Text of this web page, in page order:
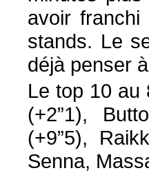
avoir
stands. Le
déjà penser
Le top 10 au
(+2”1),
(+9”5),
Senna,